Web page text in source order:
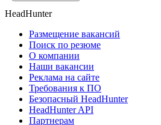
HeadHunter
Размещение вакансий
Поиск по резюме
О компании
Наши вакансии
Реклама на сайте
Требования к ПО
Безопасный HeadHunter
HeadHunter API
Партнерам